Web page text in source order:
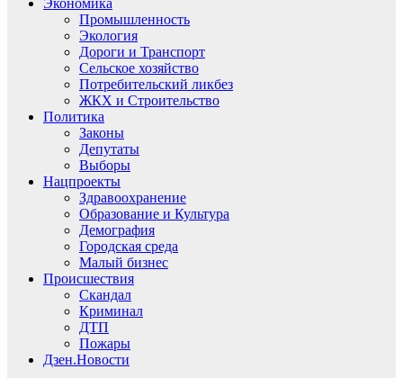
Экономика
Промышленность
Экология
Дороги и Транспорт
Сельское хозяйство
Потребительский ликбез
ЖКХ и Строительство
Политика
Законы
Депутаты
Выборы
Нацпроекты
Здравоохранение
Образование и Культура
Демография
Городская среда
Малый бизнес
Происшествия
Скандал
Криминал
ДТП
Пожары
Дзен.Новости